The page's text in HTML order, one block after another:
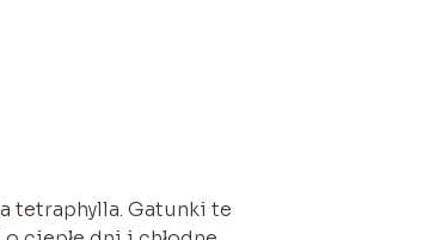
tetraphylla. Gatunki te